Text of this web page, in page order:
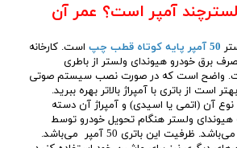
آمپر است؟ عمر آن
50 آمپر پایه کوتاه قطب چپ
است. کارخانه
برق خودرو هیوندای ولستر از باطری
است. واضح است که در صورت نصب سیستم صوتی
است از باتری با آمپراژ بالاتر بهره ببرید.
آن (اتمی یا اسیدی) و آمپراژ آن دسته
هیوندای ولستر هنگام تحویل خودرو توسط
خریدار از نوع اتمی ۱۲ولت می‌باشد. ظرفیت این باتری 50 آمپر می‌باشد.